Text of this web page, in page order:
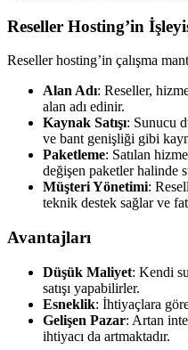
Reseller Hosting’in
Reseller hosting’in çalışma
Alan Adı: Reseller,
alan adı edinir.
Kaynak Satışı: Sunucu
ve bant genişliği gibi
Paketleme: Satılan
değişen paketler halinde
Müşteri Yönetimi:
teknik destek sağlar ve
Avantajları
Düşük Maliyet: Kendi
satışı yapabilirler.
Esneklik: İhtiyaçlara
Gelişen Pazar: Artan
ihtiyacı da artmaktadır.